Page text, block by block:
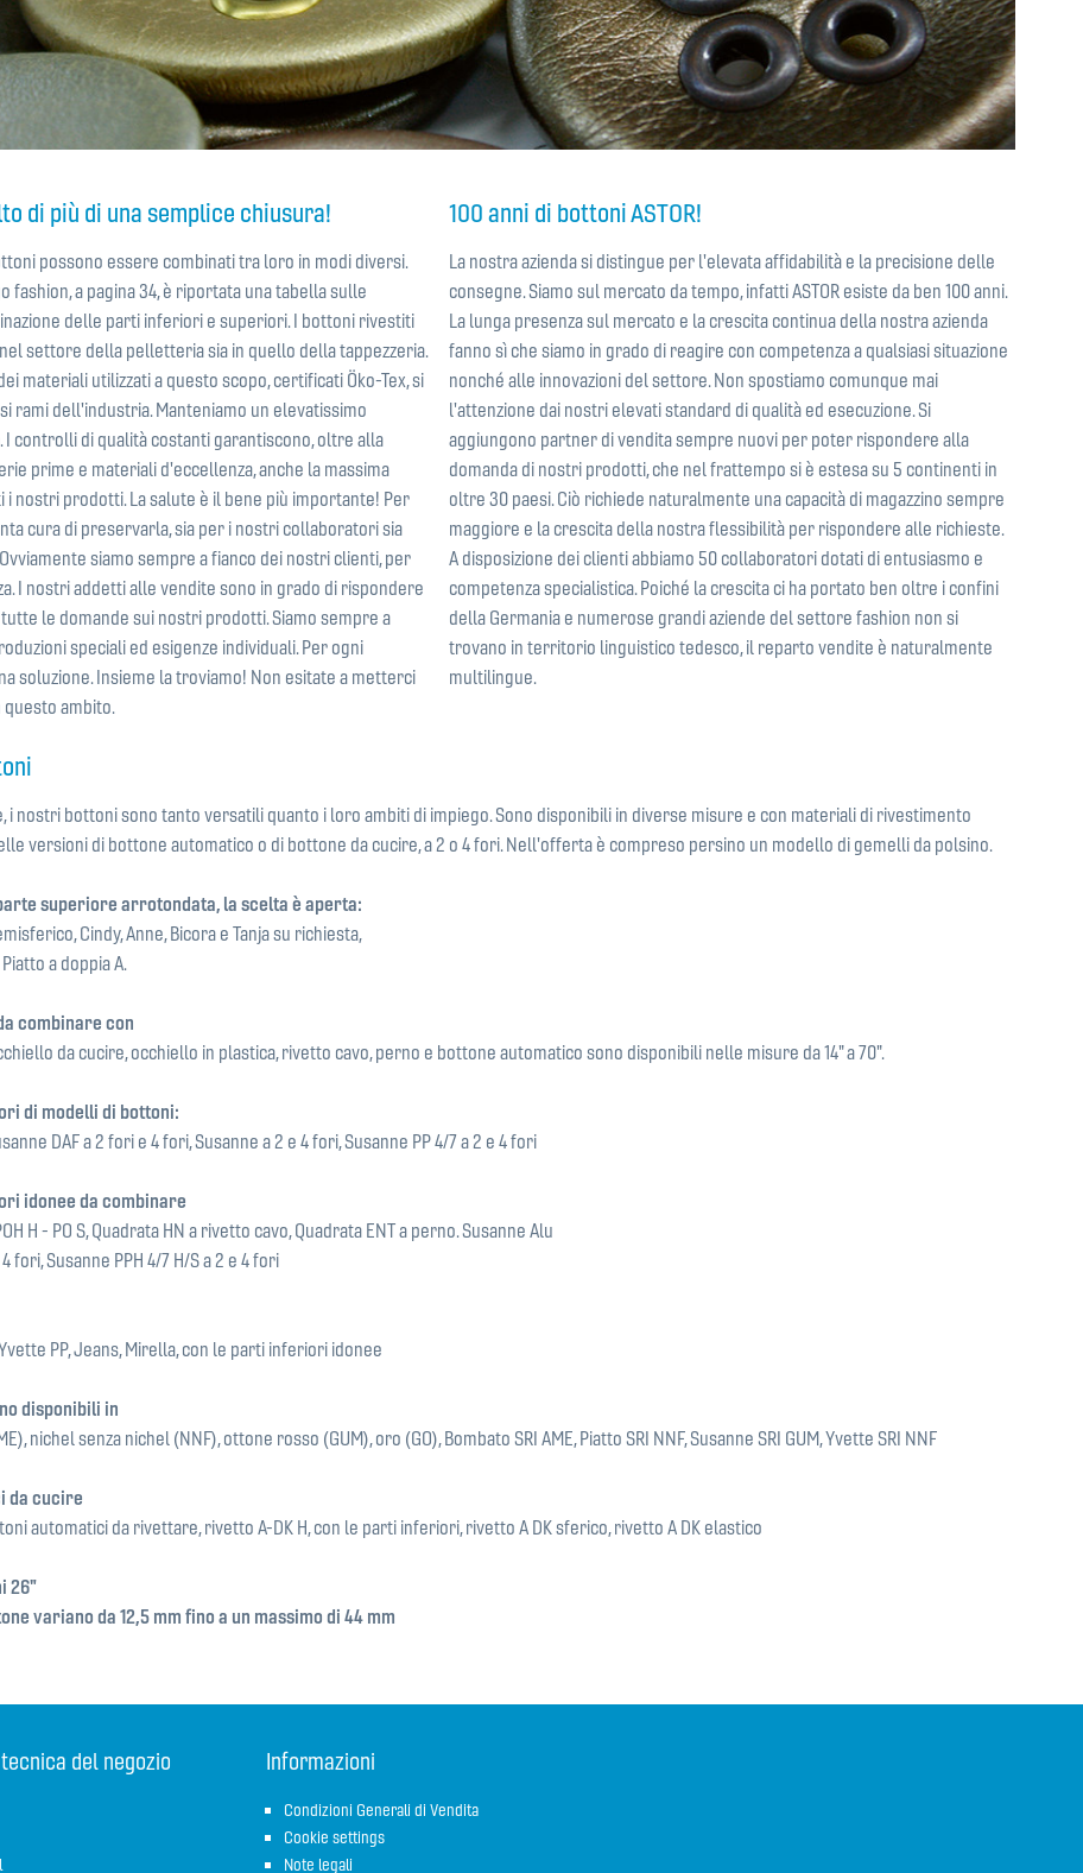
di più di una semplice chiusura!
possono essere combinati tra loro in modi diversi.
fashion, a pagina 34, è riportata una tabella sulle
delle parti inferiori e superiori. I bottoni rivestiti
settore della pelletteria sia in quello della tappezzeria.
materiali utilizzati a questo scopo, certificati Öko-Tex, si
rami dell'industria. Manteniamo un elevatissimo
I controlli di qualità costanti garantiscono, oltre alla
prime e materiali d'eccellenza, anche la massima
nostri prodotti. La salute è il bene più importante! Per
cura di preservarla, sia per i nostri collaboratori sia
siamo sempre a fianco dei nostri clienti, per
I nostri addetti alle vendite sono in grado di rispondere
le domande sui nostri prodotti. Siamo sempre a
speciali ed esigenze individuali. Per ogni
soluzione. Insieme la troviamo! Non esitate a metterci
questo ambito.
100 anni di bottoni ASTOR!
La nostra azienda si distingue per l'elevata affidabilità e la precisione delle
consegne. Siamo sul mercato da tempo, infatti ASTOR esiste da ben 100 anni.
La lunga presenza sul mercato e la crescita continua della nostra azienda
fanno sì che siamo in grado di reagire con competenza a qualsiasi situazione
nonché alle innovazioni del settore. Non spostiamo comunque mai
l'attenzione dai nostri elevati standard di qualità ed esecuzione. Si
aggiungono partner di vendita sempre nuovi per poter rispondere alla
domanda di nostri prodotti, che nel frattempo si è estesa su 5 continenti in
oltre 30 paesi. Ciò richiede naturalmente una capacità di magazzino sempre
maggiore e la crescita della nostra flessibilità per rispondere alle richieste.
A disposizione dei clienti abbiamo 50 collaboratori dotati di entusiasmo e
competenza specialistica. Poiché la crescita ci ha portato ben oltre i confini
della Germania e numerose grandi aziende del settore fashion non si
trovano in territorio linguistico tedesco, il reparto vendite è naturalmente
multilingue.
i nostri bottoni sono tanto versatili quanto i loro ambiti di impiego. Sono disponibili in diverse misure e con materiali di rivestimento
versioni di bottone automatico o di bottone da cucire, a 2 o 4 fori. Nell'offerta è compreso persino un modello di gemelli da polsino.
superiore arrotondata, la scelta è aperta:
Cindy, Anne, Bicora e Tanja su richiesta,
a doppia A.
combinare con
da cucire, occhiello in plastica, rivetto cavo, perno e bottone automatico sono disponibili nelle misure da 14" a 70".
di modelli di bottoni:
DAF a 2 fori e 4 fori, Susanne a 2 e 4 fori, Susanne PP 4/7 a 2 e 4 fori
idonee da combinare
H - PO S, Quadrata HN a rivetto cavo, Quadrata ENT a perno. Susanne Alu
fori, Susanne PPH 4/7 H/S a 2 e 4 fori
PP, Jeans, Mirella, con le parti inferiori idonee
disponibili in
nichel senza nichel (NNF), ottone rosso (GUM), oro (GO), Bombato SRI AME, Piatto SRI NNF, Susanne SRI GUM, Yvette SRI NNF
da cucire
automatici da rivettare, rivetto A-DK H, con le parti inferiori, rivetto A DK sferico, rivetto A DK elastico
26"
variano da 12,5 mm fino a un massimo di 44 mm
del negozio Informazioni
Condizioni Generali di Vendita
Cookie settings
Note legali